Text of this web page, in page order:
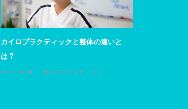
カイロプラクティックと整体の違いと
は？
2020.10.09 カイロプラクティック